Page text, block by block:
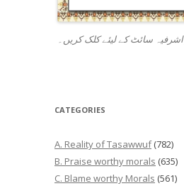
اشرفیہ سائٹ کے لیئے کلک کریں۔
CATEGORIES
A. Reality of Tasawwuf(782)
B. Praise worthy morals (635)
C. Blame worthy Morals (561)